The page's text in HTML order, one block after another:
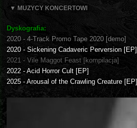
▼ MUZYCY KONCERTOWI
Dyskografia:
2020 - 4-Track Promo Tape 2020 [demo]
2020 - Sickening Cadaveric Perversion [EP]
2021 - Vile Maggot Feast [kompilacja]
2022 - Acid Horror Cult [EP]
2025 - Arousal of the Crawling Creature [EP]